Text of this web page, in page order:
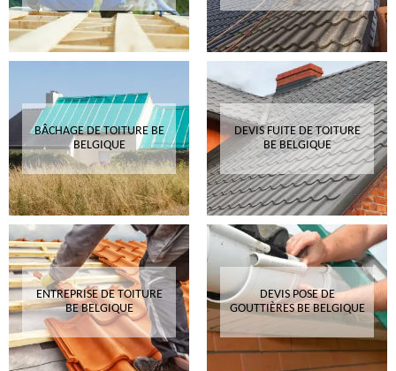
BÂCHAGE DE TOITURE BE
BELGIQUE
DEVIS FUITE DE TOITURE
BE BELGIQUE
ENTREPRISE DE TOITURE
BE BELGIQUE
DEVIS POSE DE
GOUTTIÈRES BE BELGIQUE